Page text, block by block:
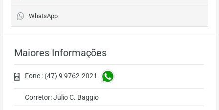
WhatsApp
Maiores Informações
Fone : (47) 9 9762-2021
Corretor: Julio C. Baggio